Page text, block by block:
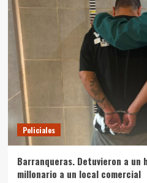
Policiales
Barranqueras. Detuvieron a un
millonario a un local comercial